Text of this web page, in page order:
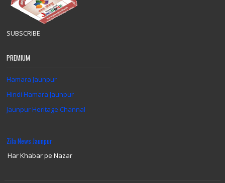
SUBSCRIBE
PREMIUM
Hamara Jaunpur
Hindi Hamara Jaunpur
Jaunpur Heritage Channal
Zila News Jaunpur
Har Khabar pe Nazar